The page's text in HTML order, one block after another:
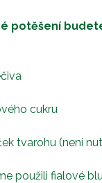
potěšení
cukru
tvarohu (není
použili fialové